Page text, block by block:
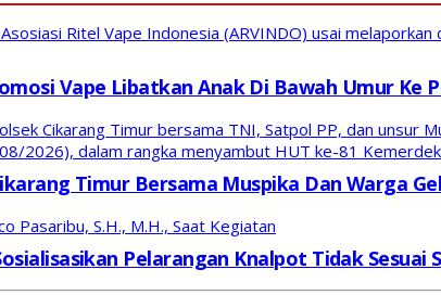
Ritel Vape Indonesia (ARVINDO) usai
Vape Libatkan Anak Di Bawah Umur Ke
Cikarang Timur bersama TNI, Satpol PP, dan unsur
2026), dalam rangka menyambut HUT ke-81
Timur Bersama Muspika Dan Warga
Pasaribu, S.H., M.H., Saat Kegiatan
Pelarangan Knalpot Tidak